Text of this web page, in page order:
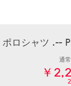
ポロシャツ .--
通
￥